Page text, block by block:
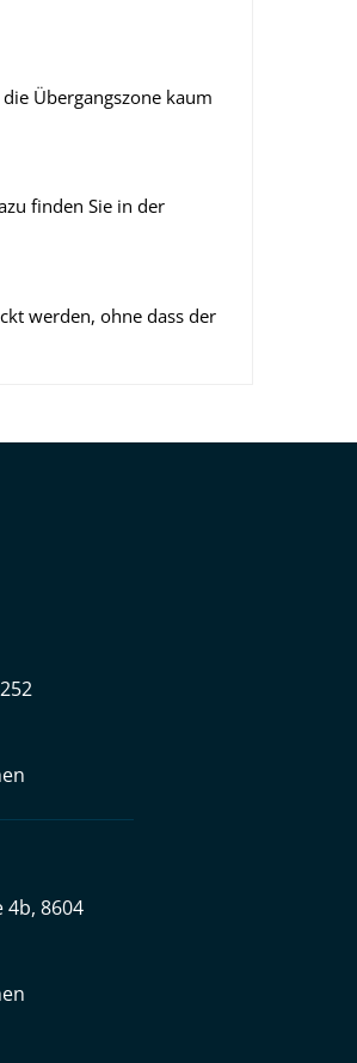
Übergangszone kaum
finden Sie in der
werden, ohne dass der
4b, 8604